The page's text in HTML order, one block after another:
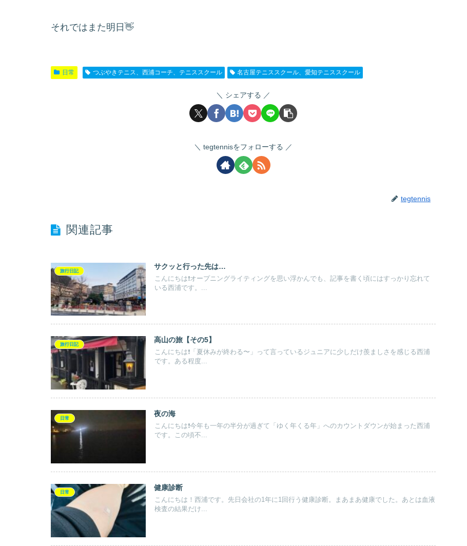
それではまた明日👋
日常 つぶやきテニス、西浦コーチ、テニススクール 名古屋テニススクール、愛知テニススクール
シェアする
tegtennisをフォローする
tegtennis
関連記事
旅行日記
サクッと行った先は…
こんにちは❗️オープニングライティングを思い浮かんでも、記事を書く頃にはすっかり忘れて
いる西浦です。...
旅行日記
高山の旅【その5】
こんにちは❗️「夏休みが終わる〜」って言っているジュニアに少しだけ羨ましさを感じる西浦
です。ある程度...
日常
夜の海
こんにちは❗️今年も一年の半分が過ぎて「ゆく年くる年」へのカウントダウンが始まった西浦
です。この頃不...
日常
健康診断
こんにちは！西浦です。先日会社の1年に1回行う健康診断。まあまあ健康でした。あとは血液
検査の結果だけ...